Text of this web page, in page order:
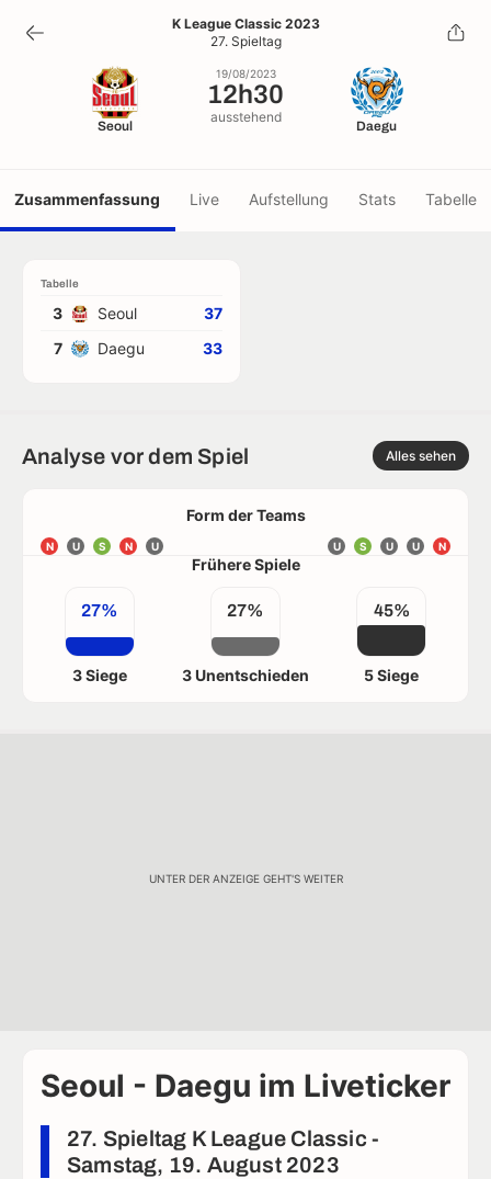
12h30
19/08/2023
K League Classic 2023
27. Spieltag
Seoul
19/08/2023
12h30
ausstehend
Daegu
Zusammenfassung Live Aufstellung Stats Tabelle
Tabelle
3 Seoul
37
7
Daegu 33
Analyse vor dem Spiel Alles sehen
Form der Teams
N U S N U N
U
U
S
U
Frühere Spiele
27%
3 Siege
27%
3 Unentschieden
45%
5 Siege
UNTER DER ANZEIGE GEHT'S WEITER
Seoul - Daegu im Liveticker
27. Spieltag K League Classic -
Samstag, 19. August 2023